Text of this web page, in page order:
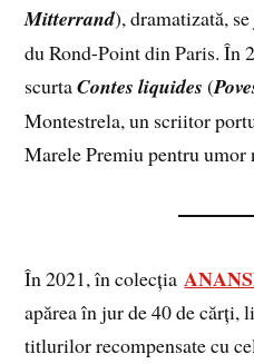
Mitterrand), dramatizată,
du Rond-Point din Paris. În
scurtaContes liquides (
Montestrela, un scriitor
Marele Premiu pentru umor
În 2021, în colecția
apărea în jur de 40 de cărți,
titlurilor recompensate cu